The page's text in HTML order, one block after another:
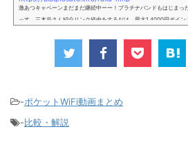
激あつキャペーンまだまだ継続中ーー！プラチナバンドもはじまっ
っす。三木谷さん紹介リンク経由をするだけ。最大1,4000円ポイ
け」とも思えるポイントばら撒きキャンペーンを発動してきました
別招待ページから楽天モバイ...
-ポケットWiFi動画まとめ
-比較・解説